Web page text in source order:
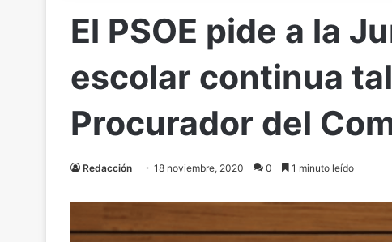
El PSOE pide a la
escolar continua
Procurador del
Redacción 18 noviembre, 2020 0 1 minuto leído